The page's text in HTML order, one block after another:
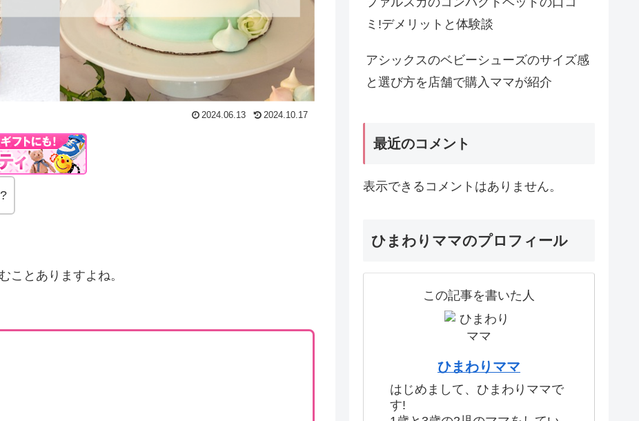
2024.06.13 2024.10.17
ことありますよね。
ミ!デメリットと体験談
アシックスのベビーシューズのサイズ感
と選び方を店舗で購入ママが紹介
最近のコメント
表示できるコメントはありません。
ひまわりママのプロフィール
この記事を書いた人
ひまわりママ
はじめまして、ひまわりママで
す!